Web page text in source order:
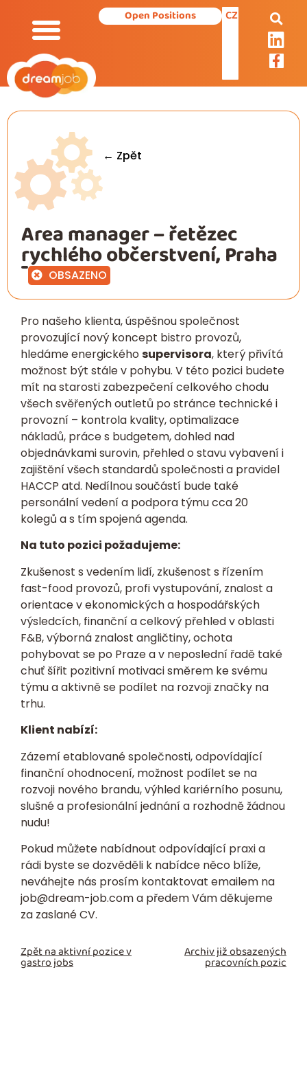
Open Positions CZ
← Zpět
Area manager – řetězec
rychlého občerstvení, Praha
OBSAZENO
Pro našeho klienta, úspěšnou společnost
provozující nový koncept bistro provozů,
hledáme energickéhosupervisora, který přivítá
možnost být stále v pohybu. V této pozici budete
mít na starosti zabezpečení celkového chodu
všech svěřených outletů po stránce technické i
provozní – kontrola kvality, optimalizace
nákladů, práce s budgetem, dohled nad
objednávkami surovin, přehled o stavu vybavení i
zajištění všech standardů společnosti a pravidel
HACCP atd. Nedílnou součástí bude také
personální vedení a podpora týmu cca 20
kolegů a s tím spojená agenda.
Na tuto pozici požadujeme:
Zkušenost s vedením lidí, zkušenost s řízením
fast-food provozů, profi vystupování, znalost a
orientace v ekonomických a hospodářských
výsledcích, finanční a celkový přehled v oblasti
F&B, výborná znalost angličtiny, ochota
pohybovat se po Praze a v neposlední řadě také
chuť šířit pozitivní motivaci směrem ke svému
týmu a aktivně se podílet na rozvoji značky na
trhu.
Klient nabízí:
Zázemí etablované společnosti, odpovídající
finanční ohodnocení, možnost podílet se na
rozvoji nového brandu, výhled kariérního posunu,
slušné a profesionální jednání a rozhodně žádnou
nudu!
Pokud můžete nabídnout odpovídající praxi a
rádi byste se dozvěděli k nabídce něco blíže,
neváhejte nás prosím kontaktovat emailem na
job@dream-job.coma předem Vám děkujeme
za zaslané CV.
Zpět na aktivní pozice v
gastro jobs
Archiv již obsazených
pracovních pozic